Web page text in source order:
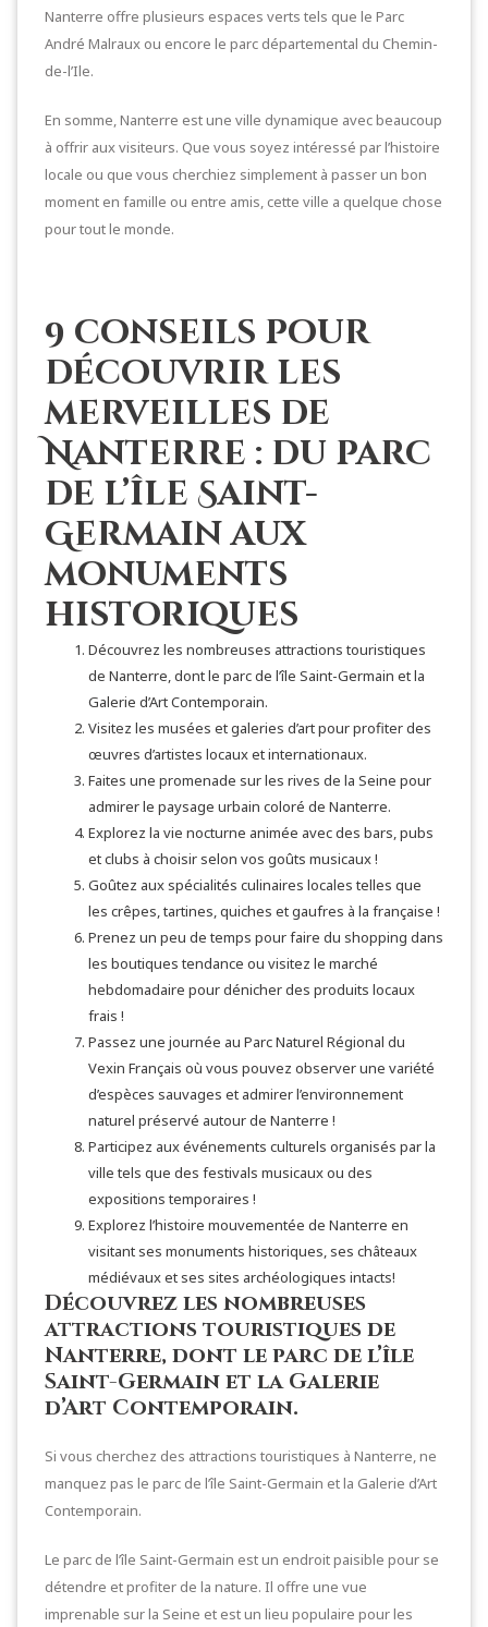
Nanterre offre plusieurs espaces verts tels que le Parc
André Malraux ou encore le parc départemental du Chemin-
de-l’Ile.
En somme, Nanterre est une ville dynamique avec beaucoup
à offrir aux visiteurs. Que vous soyez intéressé par l’histoire
locale ou que vous cherchiez simplement à passer un bon
moment en famille ou entre amis, cette ville a quelque chose
pour tout le monde.
9 conseils pour
découvrir les
merveilles de
Nanterre : du parc
de l’île Saint-
Germain aux
monuments
historiques
Découvrez les nombreuses attractions touristiques
de Nanterre, dont le parc de l’île Saint-Germain et la
Galerie d’Art Contemporain.
Visitez les musées et galeries d’art pour profiter des
œuvres d’artistes locaux et internationaux.
Faites une promenade sur les rives de la Seine pour
admirer le paysage urbain coloré de Nanterre.
Explorez la vie nocturne animée avec des bars, pubs
et clubs à choisir selon vos goûts musicaux !
Goûtez aux spécialités culinaires locales telles que
les crêpes, tartines, quiches et gaufres à la française !
Prenez un peu de temps pour faire du shopping dans
les boutiques tendance ou visitez le marché
hebdomadaire pour dénicher des produits locaux
frais !
Passez une journée au Parc Naturel Régional du
Vexin Français où vous pouvez observer une variété
d’espèces sauvages et admirer l’environnement
naturel préservé autour de Nanterre !
Participez aux événements culturels organisés par la
ville tels que des festivals musicaux ou des
expositions temporaires !
Explorez l’histoire mouvementée de Nanterre en
visitant ses monuments historiques, ses châteaux
médiévaux et ses sites archéologiques intacts!
Découvrez les nombreuses
attractions touristiques de
Nanterre, dont le parc de l’île
Saint-Germain et la Galerie
d’Art Contemporain.
Si vous cherchez des attractions touristiques à Nanterre, ne
manquez pas le parc de l’île Saint-Germain et la Galerie d’Art
Contemporain.
Le parc de l’île Saint-Germain est un endroit paisible pour se
détendre et profiter de la nature. Il offre une vue
imprenable sur la Seine et est un lieu populaire pour les